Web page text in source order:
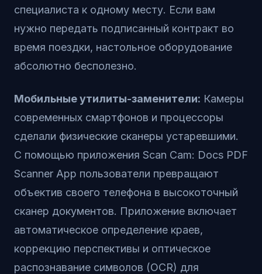
специалиста к одному месту. Если вам
нужно передать подписанный контракт во
время поездки, настольное оборудование
абсолютно бесполезно.
Мобильные утилиты-заменители: Камеры
современных смартфонов и процессоры
сделали физические сканеры устаревшими.
С помощью приложения Scan Cam: Docs PDF
Scanner App пользователи превращают
объектив своего телефона в высокоточный
сканер документов. Приложение включает
автоматическое определение краев,
коррекцию перспективы и оптическое
распознавание символов (OCR) для